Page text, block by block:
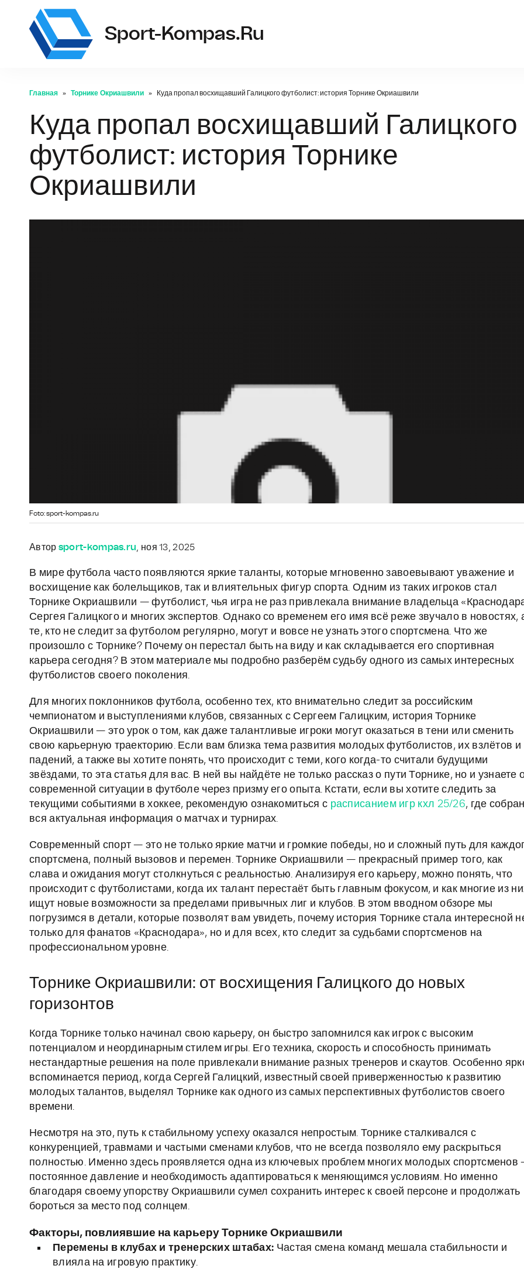
Sport-Kompas.ru
Главная Торнике Окриашвили Куда пропал восхищавший Галицкого футболист: история Торнике Окриашвили
Куда пропал восхищавший Галицкого
футболист: история Торнике
Окриашвили
Foto: sport-kompas.ru
Автор sport-kompas.ru, ноя 13, 2025
В мире футбола часто появляются яркие таланты, которые мгновенно завоевывают уважение и
восхищение как болельщиков, так и влиятельных фигур спорта. Одним из таких игроков стал
Торнике Окриашвили — футболист, чья игра не раз привлекала внимание владельца
Сергея Галицкого и многих экспертов. Однако со временем его имя всё реже звучало в новостях,
те, кто не следит за футболом регулярно, могут и вовсе не узнать этого спортсмена. Что же
произошло с Торнике? Почему он перестал быть на виду и как складывается его спортивная
карьера сегодня? В этом материале мы подробно разберём судьбу одного из самых интересных
футболистов своего поколения.
Для многих поклонников футбола, особенно тех, кто внимательно следит за российским
чемпионатом и выступлениями клубов, связанных с Сергеем Галицким, история Торнике
Окриашвили — это урок о том, как даже талантливые игроки могут оказаться в тени или сменить
свою карьерную траекторию. Если вам близка тема развития молодых футболистов, их взлётов и
падений, а также вы хотите понять, что происходит с теми, кого когда-то считали будущими
звёздами, то эта статья для вас. В ней вы найдёте не только рассказ о пути Торнике, но и узнаете
современной ситуации в футболе через призму его опыта. Кстати, если вы хотите следить за
текущими событиями в хоккее, рекомендую ознакомиться с расписанием игр кхл 25/26, где
вся актуальная информация о матчах и турнирах.
Современный спорт — это не только яркие матчи и громкие победы, но и сложный путь для
спортсмена, полный вызовов и перемен. Торнике Окриашвили — прекрасный пример того, как
слава и ожидания могут столкнуться с реальностью. Анализируя его карьеру, можно понять, что
происходит с футболистами, когда их талант перестаёт быть главным фокусом, и как многие из
ищут новые возможности за пределами привычных лиг и клубов. В этом вводном обзоре мы
погрузимся в детали, которые позволят вам увидеть, почему история Торнике стала интересной
только для фанатов «Краснодара», но и для всех, кто следит за судьбами спортсменов на
профессиональном уровне.
Торнике Окриашвили: от восхищения Галицкого до новых
горизонтов
Когда Торнике только начинал свою карьеру, он быстро запомнился как игрок с высоким
потенциалом и неординарным стилем игры. Его техника, скорость и способность принимать
нестандартные решения на поле привлекали внимание разных тренеров и скаутов. Особенно
вспоминается период, когда Сергей Галицкий, известный своей приверженностью к развитию
молодых талантов, выделял Торнике как одного из самых перспективных футболистов своего
времени.
Несмотря на это, путь к стабильному успеху оказался непростым. Торнике сталкивался с
конкуренцией, травмами и частыми сменами клубов, что не всегда позволяло ему раскрыться
полностью. Именно здесь проявляется одна из ключевых проблем многих молодых спортсменов
постоянное давление и необходимость адаптироваться к меняющимся условиям. Но именно
благодаря своему упорству Окриашвили сумел сохранить интерес к своей персоне и продолжать
бороться за место под солнцем.
Факторы, повлиявшие на карьеру Торнике Окриашвили
Перемены в клубах и тренерских штабах: Частая смена команд мешала стабильности и
влияла на игровую практику.